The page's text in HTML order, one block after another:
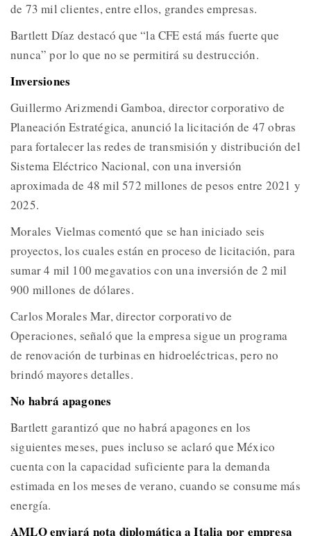
de 73 mil clientes, entre ellos, grandes empresas.
Bartlett Díaz destacó que “la CFE está más fuerte que
nunca” por lo que no se permitirá su destrucción.
Inversiones
Guillermo Arizmendi Gamboa, director corporativo de
Planeación Estratégica, anunció la licitación de 47 obras
para fortalecer las redes de transmisión y distribución del
Sistema Eléctrico Nacional, con una inversión
aproximada de 48 mil 572 millones de pesos entre 2021 y
2025.
Morales Vielmas comentó que se han iniciado seis
proyectos, los cuales están en proceso de licitación, para
sumar 4 mil 100 megavatios con una inversión de 2 mil
900 millones de dólares.
Carlos Morales Mar, director corporativo de
Operaciones, señaló que la empresa sigue un programa
de renovación de turbinas en hidroeléctricas, pero no
brindó mayores detalles.
No habrá apagones
Bartlett garantizó que no habrá apagones en los
siguientes meses, pues incluso se aclaró que México
cuenta con la capacidad suficiente para la demanda
estimada en los meses de verano, cuando se consume más
energía.
AMLO enviará nota diplomática a Italia por empresa